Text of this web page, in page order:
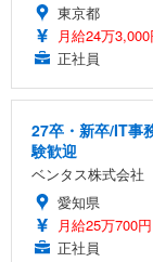
東京都
月給24万
正社員
27卒・新卒/IT事
験歓迎
ベンタス株式会社
愛知県
月給25万700
正社員